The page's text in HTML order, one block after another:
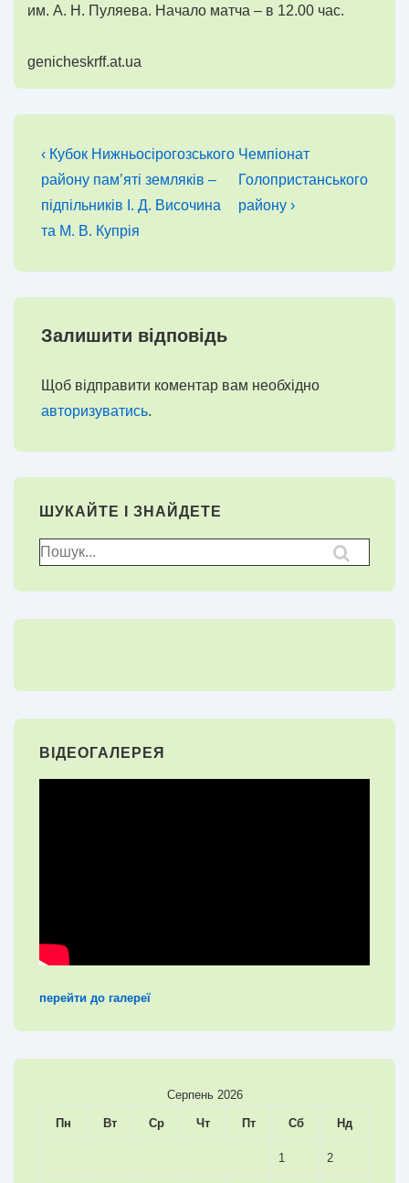
им. А. Н. Пуляева. Начало матча – в 12.00 час.
genicheskrff.at.ua
Навігація
записів
Попередній
запис
‹ Кубок Нижньосірогозського
району пам’яті земляків –
підпільників І. Д. Височина
та М. В. Купрія
Наступний
запис
Чемпіонат
Голопристанського
району ›
Залишити відповідь
Щоб відправити коментар вам необхідно
авторизуватись.
ШУКАЙТЕ І ЗНАЙДЕТЕ
Пошук
для:
ВІДЕОГАЛЕРЕЯ
перейти до галереї
Серпень 2026
Пн Вт Ср Чт Пт Сб Нд
1 2